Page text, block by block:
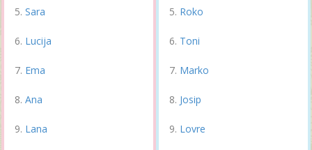
Sara
Lucija
Ema
Ana
Lana
Roko
Toni
Marko
Josip
Lovre